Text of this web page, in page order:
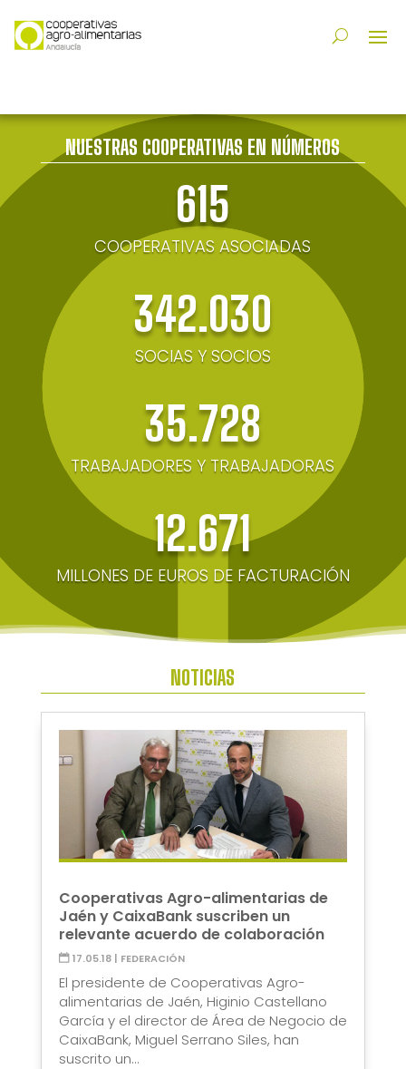
NUESTRAS COOPERATIVAS EN NÚMEROS
615
COOPERATIVAS ASOCIADAS
342.030
SOCIAS Y SOCIOS
35.728
TRABAJADORES Y TRABAJADORAS
12.671
MILLONES DE EUROS DE FACTURACIÓN
NOTICIAS
Cooperativas Agro-alimentarias de
Jaén y CaixaBank suscriben un
relevante acuerdo de colaboración
17.05.18| FEDERACIÓN
El presidente de Cooperativas Agro-
alimentarias de Jaén, Higinio Castellano
García y el director de Área de Negocio de
CaixaBank, Miguel Serrano Siles, han
suscrito un...